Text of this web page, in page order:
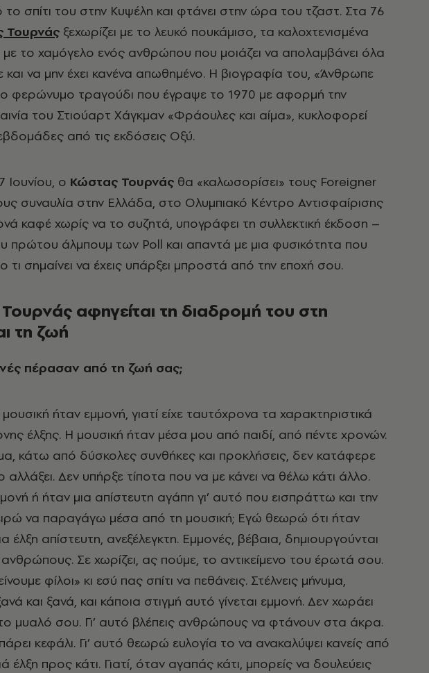
Τουρνάς ξεχωρίζει με το λευκό πουκάμισο, τα καλοχτενισμένα
με το χαμόγελο ενός ανθρώπου που μοιάζει να απολαμβάνει όλα
να μην έχει κανένα απωθημένο. Η βιογραφία του, «Άνθρωπε
φερώνυμο τραγούδι που έγραψε το 1970 με αφορμή την
του Στιούαρτ Χάγκμαν «Φράουλες και αίμα», κυκλοφορεί
από τις εκδόσεις Οξύ.
ο Κώστας Τουρνάς θα «καλωσορίσει» τους Foreigner
συναυλία στην Ελλάδα, στο Ολυμπιακό Κέντρο Αντισφαίρισης
καφέ χωρίς να το συζητά, υπογράφει τη συλλεκτική έκδοση –
πρώτου άλμπουμ των Poll και απαντά με μια φυσικότητα που
τι σημαίνει να έχεις υπάρξει μπροστά από την εποχή σου.
αφηγείται τη διαδρομή του στη
τη ζωή
πέρασαν από τη ζωή σας;
ήταν εμμονή, γιατί είχε ταυτόχρονα τα χαρακτηριστικά
έλξης. Η μουσική ήταν μέσα μου από παιδί, από πέντε χρονών.
κάτω από δύσκολες συνθήκες και προκλήσεις, δεν κατάφερε
αλλάξει. Δεν υπήρξε τίποτα που να με κάνει να θέλω κάτι άλλο.
ή ήταν μια απίστευτη αγάπη γι’ αυτό που εισπράττω και την
να παραγάγω μέσα από τη μουσική; Εγώ θεωρώ ότι ήταν
έλξη απίστευτη, ανεξέλεγκτη. Εμμονές, βέβαια, δημιουργούνται
Σε χωρίζει, ας πούμε, το αντικείμενο του έρωτά σου.
φίλοι» κι εσύ πας σπίτι να πεθάνεις. Στέλνεις μήνυμα,
και ξανά, και κάποια στιγμή αυτό γίνεται εμμονή. Δεν χωράει
μυαλό σου. Γι’ αυτό βλέπεις ανθρώπους να φτάνουν στα άκρα.
κεφάλι. Γι’ αυτό θεωρώ ευλογία το να ανακαλύψει κανείς από
έλξη προς κάτι. Γιατί, όταν αγαπάς κάτι, μπορείς να δουλεύεις